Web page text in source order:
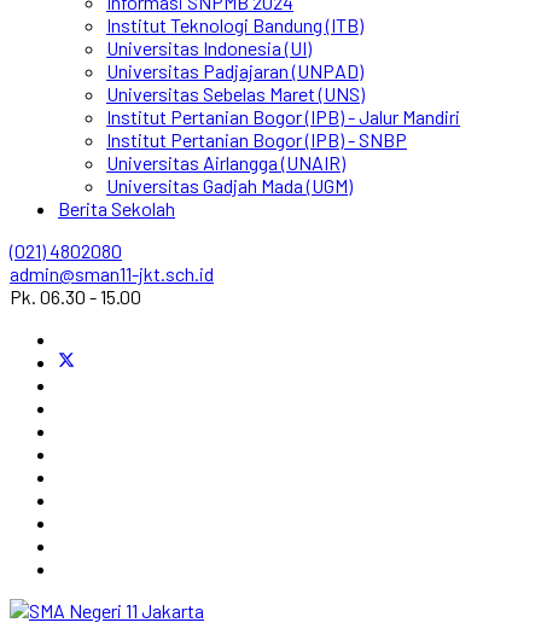
Institut Teknologi Bandung (ITB)
Universitas Indonesia (UI)
Universitas Padjajaran (UNPAD)
Universitas Sebelas Maret (UNS)
Institut Pertanian Bogor (IPB) - Jalur Mandiri
Institut Pertanian Bogor (IPB) - SNBP
Universitas Airlangga (UNAIR)
Universitas Gadjah Mada (UGM)
Berita Sekolah
(021) 4802080
admin@sman11-jkt.sch.id
Pk. 06.30 - 15.00